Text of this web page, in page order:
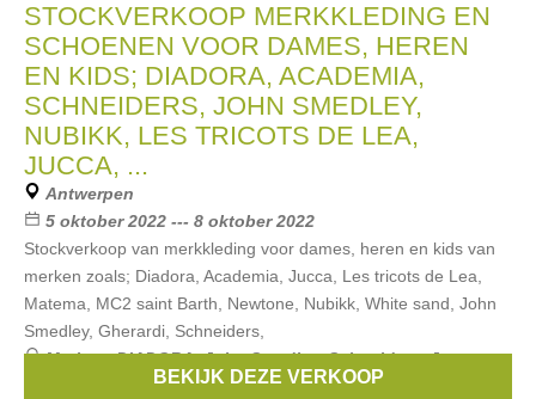
STOCKVERKOOP MERKKLEDING EN
SCHOENEN VOOR DAMES, HEREN
EN KIDS; DIADORA, ACADEMIA,
SCHNEIDERS, JOHN SMEDLEY,
NUBIKK, LES TRICOTS DE LEA,
JUCCA, ...
Antwerpen
5 oktober 2022 --- 8 oktober 2022
Stockverkoop van merkkleding voor dames, heren en kids van
merken zoals; Diadora, Academia, Jucca, Les tricots de Lea,
Matema, MC2 saint Barth, Newtone, Nubikk, White sand, John
Smedley, Gherardi, Schneiders,
Merken:DIADORA,John Smedley,Schneiders,Jucca,
BEKIJK DEZE VERKOOP